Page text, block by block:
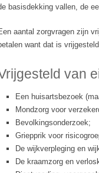
basisdekking vallen, de
aantal zorgvragen zijn
want dat is
van
Een huisartsbezoek
Mondzorg voor
Bevolkingsonderzoek;
Griepprik voor
De wijkverpleging en
De kraamzorg en